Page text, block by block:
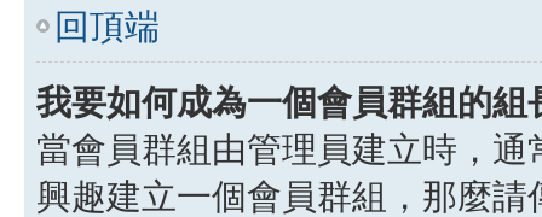
回頂端
我要如何成為一個會員群組的組
當會員群組由管理員建立時，
興趣建立一個會員群組，那麼